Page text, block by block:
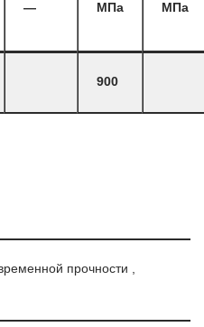
— МПа МПа
900
прочности ,